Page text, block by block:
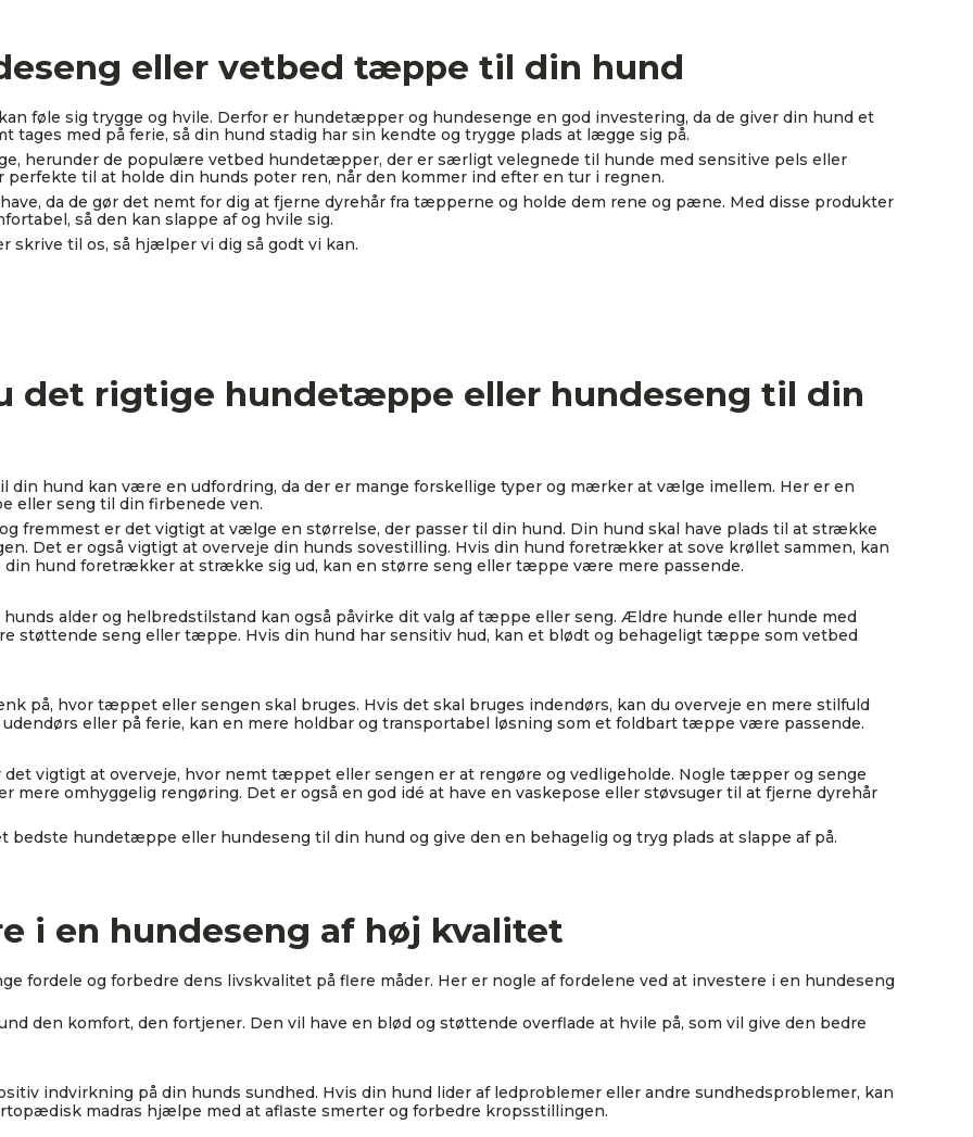
eller vetbed tæppe til din hund
føle sig trygge og hvile. Derfor er hundetæpper og hundesenge en god investering, da de giver din hund et
tages med på ferie, så din hund stadig har sin kendte og trygge plads at lægge sig på.
herunder de populære vetbed hundetæpper, der er særligt velegnede til hunde med sensitive pels eller
perfekte til at holde din hunds poter ren, når den kommer ind efter en tur i regnen.
da de gør det nemt for dig at fjerne dyrehår fra tæpperne og holde dem rene og pæne. Med disse produkter
så den kan slappe af og hvile sig.
skrive til os, så hjælper vi dig så godt vi kan.
det rigtige hundetæppe eller hundeseng til din
hund kan være en udfordring, da der er mange forskellige typer og mærker at vælge imellem. Her er en
eller seng til din firbenede ven.
fremmest er det vigtigt at vælge en størrelse, der passer til din hund. Din hund skal have plads til at strække
Det er også vigtigt at overveje din hunds sovestilling. Hvis din hund foretrækker at sove krøllet sammen, kan
hund foretrækker at strække sig ud, kan en større seng eller tæppe være mere passende.
alder og helbredstilstand kan også påvirke dit valg af tæppe eller seng. Ældre hunde eller hunde med
støttende seng eller tæppe. Hvis din hund har sensitiv hud, kan et blødt og behageligt tæppe som vetbed
på, hvor tæppet eller sengen skal bruges. Hvis det skal bruges indendørs, kan du overveje en mere stilfuld
eller på ferie, kan en mere holdbar og transportabel løsning som et foldbart tæppe være passende.
vigtigt at overveje, hvor nemt tæppet eller sengen er at rengøre og vedligeholde. Nogle tæpper og senge
omhyggelig rengøring. Det er også en god idé at have en vaskepose eller støvsuger til at fjerne dyrehår
bedste hundetæppe eller hundeseng til din hund og give den en behagelig og tryg plads at slappe af på.
i en hundeseng af høj kvalitet
fordele og forbedre dens livskvalitet på flere måder. Her er nogle af fordelene ved at investere i en hundeseng
den komfort, den fortjener. Den vil have en blød og støttende overflade at hvile på, som vil give den bedre
indvirkning på din hunds sundhed. Hvis din hund lider af ledproblemer eller andre sundhedsproblemer, kan
madras hjælpe med at aflaste smerter og forbedre kropsstillingen.